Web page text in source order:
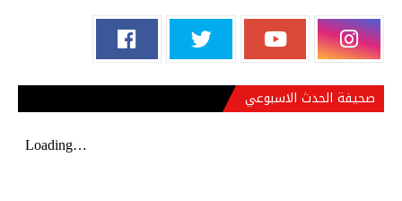
صحيفة الحدث الاسبوعي